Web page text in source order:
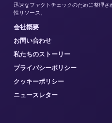
迅速なファクトチェックのために整理
性リソース。
会社概要
お問い合わせ
私たちのストーリー
プライバシーポリシー
クッキーポリシー
ニュースレター